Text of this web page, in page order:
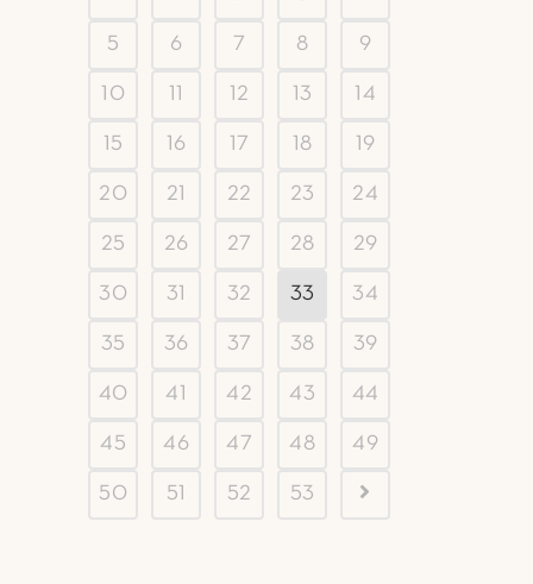
5 6 7 8 9
10 12 13 14
15 16 17 18 19
20 21 22 23 24
25 26 27 28 29
30 31 32 33 34
35 36 37 38 39
40 41 42 43 44
45 46 47 48 49
50 51 52 53